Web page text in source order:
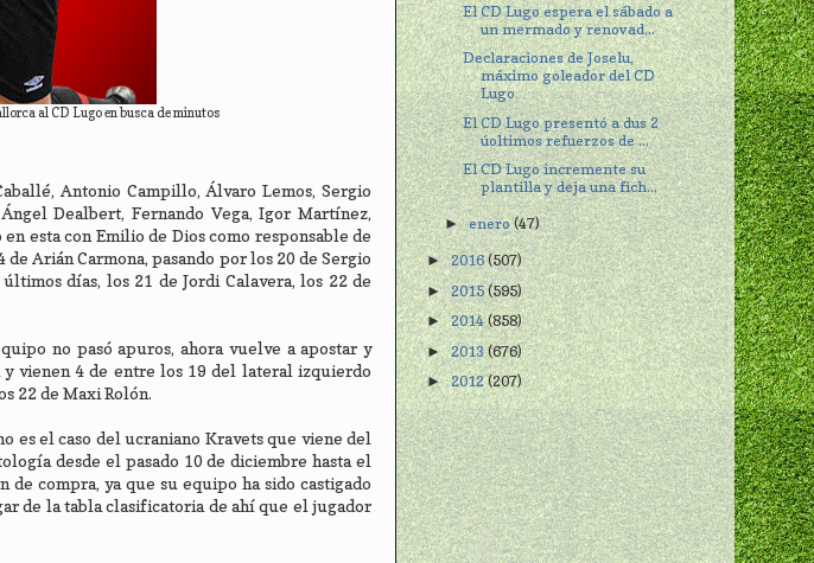
al CD Lugo en busca de minutos
Antonio Campillo, Álvaro Lemos, Sergio
Dealbert, Fernando Vega, Igor Martínez,
esta con Emilio de Dios como responsable de
Arián Carmona, pasando por los 20 de Sergio
días, los 21 de Jordi Calavera, los 22 de
no pasó apuros, ahora vuelve a apostar y
y vienen 4 de entre los 19 del lateral izquierdo
22 de Maxi Rolón.
es el caso del ucraniano Kravets que viene del
desde el pasado 10 de diciembre hasta el
compra, ya que su equipo ha sido castigado
de la tabla clasificatoria de ahí que el jugador
El CD Lugo espera el sábado a
un mermado y renovad...
Declaraciones de Joselu,
máximo goleador del CD
Lugo
El CD Lugo presentó a dus 2
úoltimos refuerzos de ...
El CD Lugo incremente su
plantilla y deja una fich...
►enero(47)
►2016(507)
►2015(595)
►2014(858)
►2013(676)
►2012(207)